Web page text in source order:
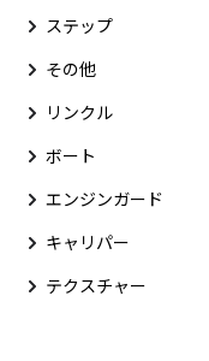
ステップ
その他
リンクル
ボート
エンジンガード
キャリパー
テクスチャー